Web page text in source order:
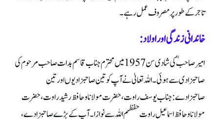
تاجر کے طور پر مصروف عمل رہے۔
خاندانی زندگی اور اولاد:
امیر صاحبؒ کی شادی سن 1957 میں محترم جناب قاسم بدات صاحب مرحوم کی
صاحبزادی سے ہوئی۔ اللہ تعالیٰ نے آپ کو تین صاحبزادیوں اور تین
صاحبزادے: جناب یوسف راوت، حضرت مولانا و حافظ رشید راوت، حضرت
مولانا و حافظ اسماعیل راوت حفظہم اللہ سے نوازا۔آپ کے بڑے صاحبزادے،